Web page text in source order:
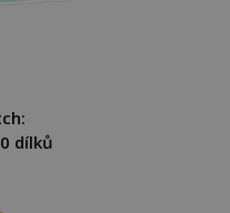
dílků